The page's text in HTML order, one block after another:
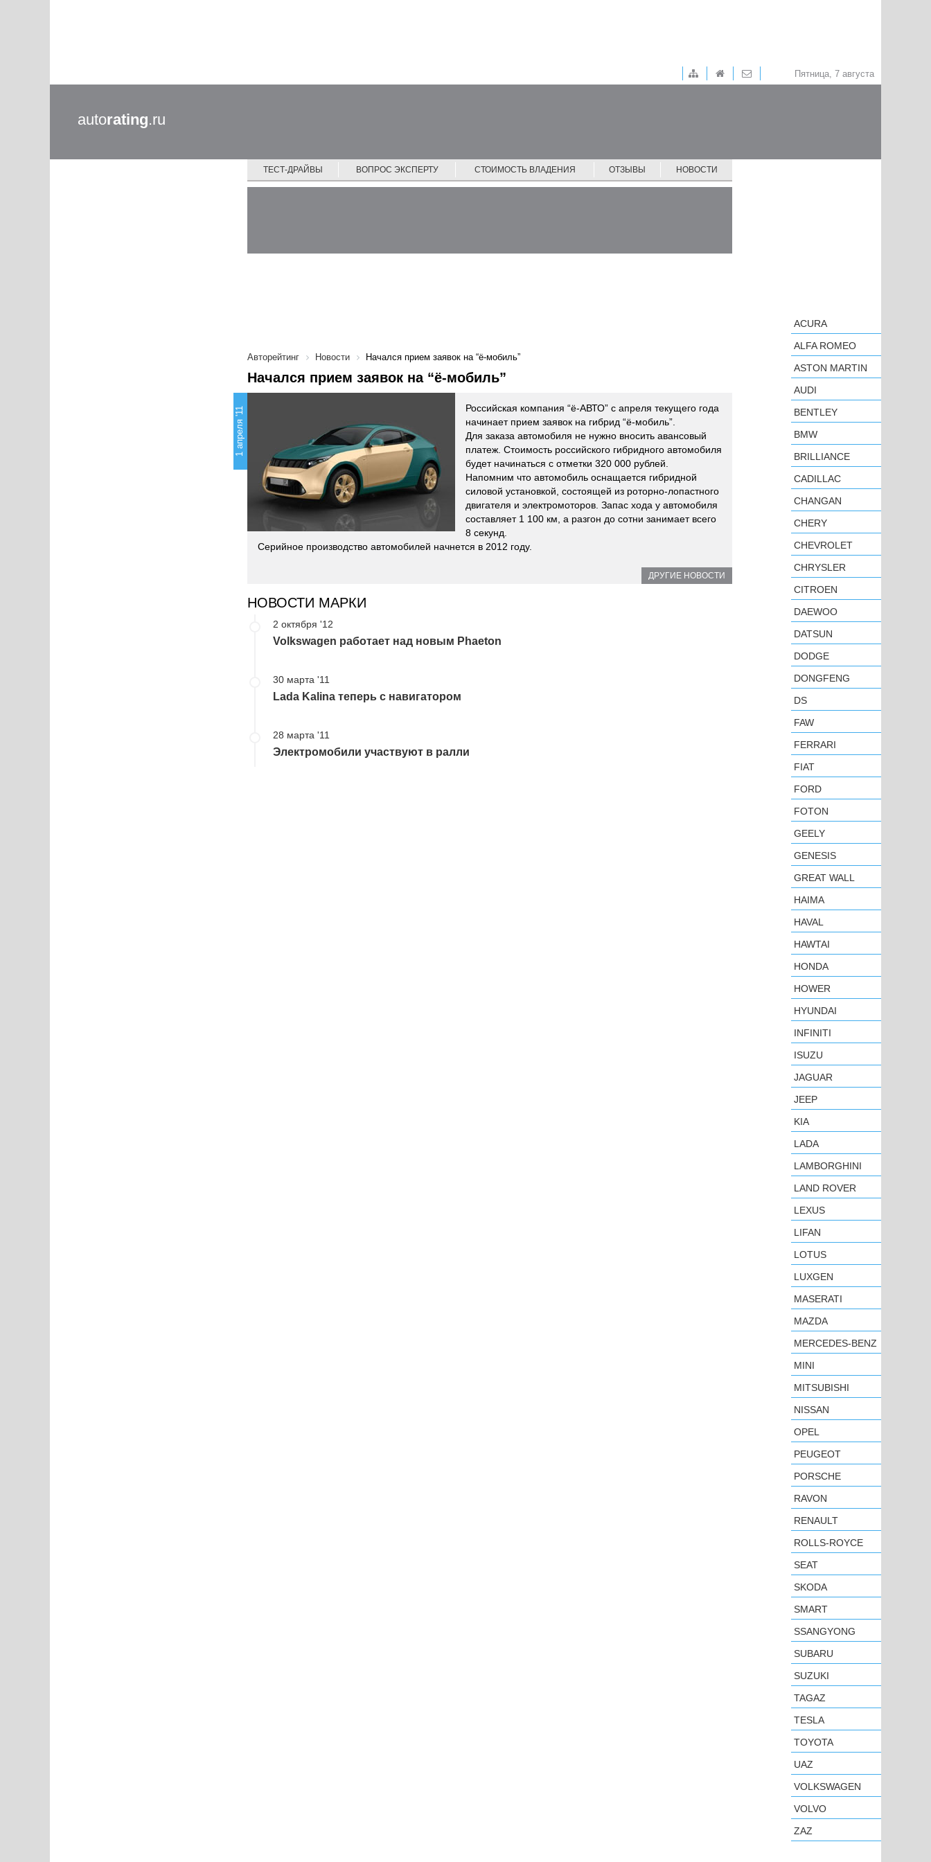
Пятница, 7 августа
autorating.ru
ТЕСТ-ДРАЙВЫ ВОПРОС ЭКСПЕРТУ СТОИМОСТЬ ВЛАДЕНИЯ ОТЗЫВЫ НОВОСТИ
Авторейтинг Новости Начался прием заявок на “ё-мобиль”
Начался прием заявок на “ё-мобиль”
1 апреля '11
Российская компания “ё-АВТО” с апреля текущего года
начинает прием заявок на гибрид “ё-мобиль”.
Для заказа автомобиля не нужно вносить авансовый
платеж. Стоимость российского гибридного автомобиля
будет начинаться с отметки 320 000 рублей.
Напомним что автомобиль оснащается гибридной
силовой установкой, состоящей из роторно-лопастного
двигателя и электромоторов. Запас хода у автомобиля
составляет 1 100 км, а разгон до сотни занимает всего
8 секунд.
Серийное производство автомобилей начнется в 2012 году.
ДРУГИЕ НОВОСТИ
НОВОСТИ МАРКИ
2 октября '12
Volkswagen работает над новым Phaeton
30 марта '11
Lada Kalina теперь с навигатором
28 марта '11
Электромобили участвуют в ралли
ACURA
ALFA ROMEO
ASTON MARTIN
AUDI
BENTLEY
BMW
BRILLIANCE
CADILLAC
CHANGAN
CHERY
CHEVROLET
CHRYSLER
CITROEN
DAEWOO
DATSUN
DODGE
DONGFENG
DS
FAW
FERRARI
FIAT
FORD
FOTON
GEELY
GENESIS
GREAT WALL
HAIMA
HAVAL
HAWTAI
HONDA
HOWER
HYUNDAI
INFINITI
ISUZU
JAGUAR
JEEP
KIA
LADA
LAMBORGHINI
LAND ROVER
LEXUS
LIFAN
LOTUS
LUXGEN
MASERATI
MAZDA
MERCEDES-BENZ
MINI
MITSUBISHI
NISSAN
OPEL
PEUGEOT
PORSCHE
RAVON
RENAULT
ROLLS-ROYCE
SEAT
SKODA
SMART
SSANGYONG
SUBARU
SUZUKI
TAGAZ
TESLA
TOYOTA
UAZ
VOLKSWAGEN
VOLVO
ZAZ